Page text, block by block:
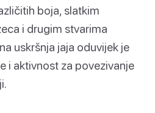
boja, slatkim
i drugim stvarima
uskršnja jaja oduvijek je
i aktivnost za povezivanje